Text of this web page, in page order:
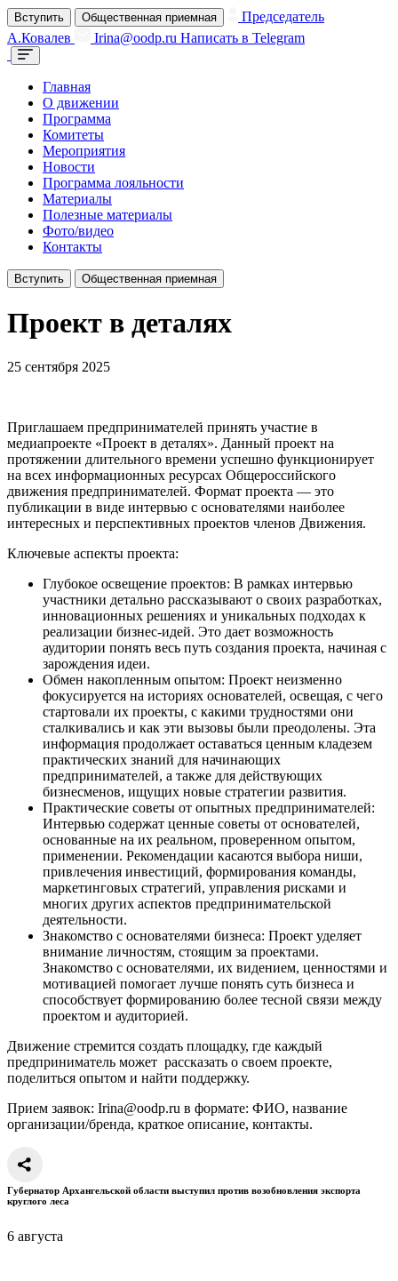
Вступить Общественная приемная
Председатель
А.Ковалев
Irina@oodp.ru Написать в Telegram
Главная
О движении
Программа
Комитеты
Мероприятия
Новости
Программа лояльности
Материалы
Полезные материалы
Фото/видео
Контакты
Вступить Общественная приемная
Проект в деталях
25 сентября 2025
Приглашаем предпринимателей принять участие в
медиапроекте «Проект в деталях». Данный проект на
протяжении длительного времени успешно функционирует
на всех информационных ресурсах Общероссийского
движения предпринимателей. Формат проекта — это
публикации в виде интервью с основателями наиболее
интересных и перспективных проектов членов Движения.
Ключевые аспекты проекта:
Глубокое освещение проектов: В рамках интервью
участники детально рассказывают о своих разработках,
инновационных решениях и уникальных подходах к
реализации бизнес-идей. Это дает возможность
аудитории понять весь путь создания проекта, начиная с
зарождения идеи.
Обмен накопленным опытом: Проект неизменно
фокусируется на историях основателей, освещая, с чего
стартовали их проекты, с какими трудностями они
сталкивались и как эти вызовы были преодолены. Эта
информация продолжает оставаться ценным кладезем
практических знаний для начинающих
предпринимателей, а также для действующих
бизнесменов, ищущих новые стратегии развития.
Практические советы от опытных предпринимателей:
Интервью содержат ценные советы от основателей,
основанные на их реальном, проверенном опытом,
применении. Рекомендации касаются выбора ниши,
привлечения инвестиций, формирования команды,
маркетинговых стратегий, управления рисками и
многих других аспектов предпринимательской
деятельности.
Знакомство с основателями бизнеса: Проект уделяет
внимание личностям, стоящим за проектами.
Знакомство с основателями, их видением, ценностями и
мотивацией помогает лучше понять суть бизнеса и
способствует формированию более тесной связи между
проектом и аудиторией.
Движение стремится создать площадку, где каждый
предприниматель может рассказать о своем проекте,
поделиться опытом и найти поддержку.
Прием заявок: Irina@oodp.ru в формате: ФИО, название
организации/бренда, краткое описание, контакты.
Губернатор Архангельской области выступил против возобновления экспорта
круглого леса
6 августа